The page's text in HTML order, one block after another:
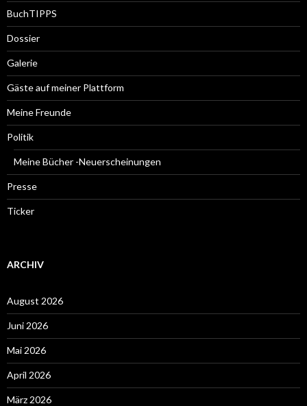
BuchTIPPS
Dossier
Galerie
Gäste auf meiner Plattform
Meine Freunde
Politik
Meine Bücher -Neuerscheinungen
Presse
Ticker
ARCHIV
August 2026
Juni 2026
Mai 2026
April 2026
März 2026